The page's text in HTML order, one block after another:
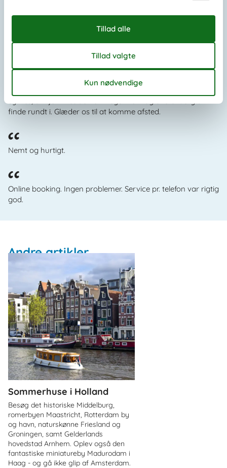
Sommerhuse i Amsterdam
Det siger kunderne om os
finde rundt i. Glæder os til at komme afsted.
Nemt og hurtigt.
Online booking. Ingen problemer. Service pr. telefon var rigtig
god.
Andre artikler
Sommerhuse i Holland
Besøg det historiske Middelburg,
romerbyen Maastricht, Rotterdam by
og havn, naturskønne Friesland og
Groningen, samt Gelderlands
hovedstad Arnhem. Oplev også den
fantastiske miniatureby Madurodam i
Haag - og gå ikke glip af Amsterdam.